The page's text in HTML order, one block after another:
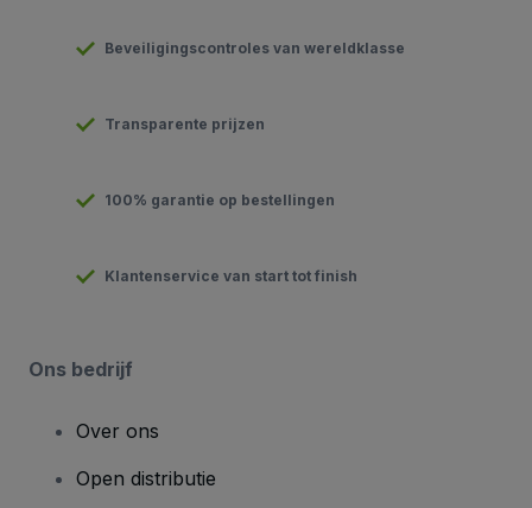
Beveiligingscontroles van wereldklasse
Transparente prijzen
100% garantie op bestellingen
Klantenservice van start tot finish
Ons bedrijf
Over ons
Open distributie